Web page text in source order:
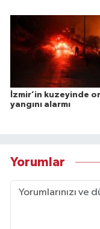
İzmir’in kuzeyinde
yangını alarmı
Yorumlar